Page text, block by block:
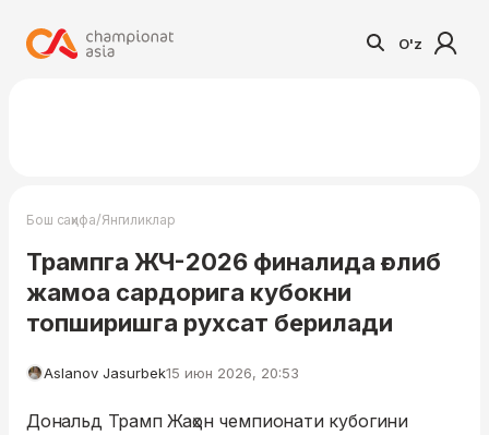
O'z
Бош саҳифа/Янгиликлар
Трампга ЖЧ-2026 финалида ғолиб
жамоа сардорига кубокни
топширишга рухсат берилади
Aslanov Jasurbek15 июн 2026, 20:53
Дональд Трамп Жаҳон чемпионати кубогини